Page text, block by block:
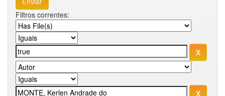
Filtros correntes: